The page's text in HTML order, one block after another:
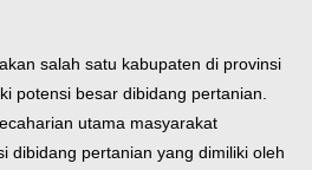
salah satu kabupaten di provinsi
potensi besar dibidang pertanian.
utama masyarakat
dibidang pertanian yang dimiliki oleh